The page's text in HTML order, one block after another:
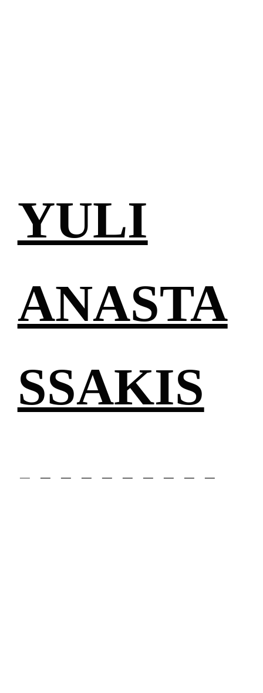
YULI
ANASTA
SSAKIS
︎ ︎ ︎ ︎ ︎ ︎ ︎ ︎ ︎ ︎